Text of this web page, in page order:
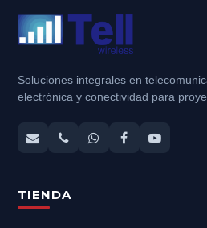
Soluciones integrales en
electrónica y conectividad para
TIENDA